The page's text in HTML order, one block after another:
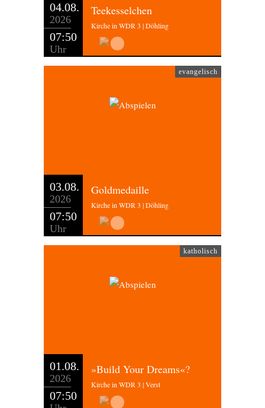
04.08.
2026
07:50
Uhr
Teekesselchen
Kirche in WDR 3 | Döhling
evangelisch
03.08.
2026
07:50
Uhr
Goldmedaille
Kirche in WDR 3 | Döhling
katholisch
01.08.
2026
07:50
»Build Your Dreams«?
Kirche in WDR 3 | Verst